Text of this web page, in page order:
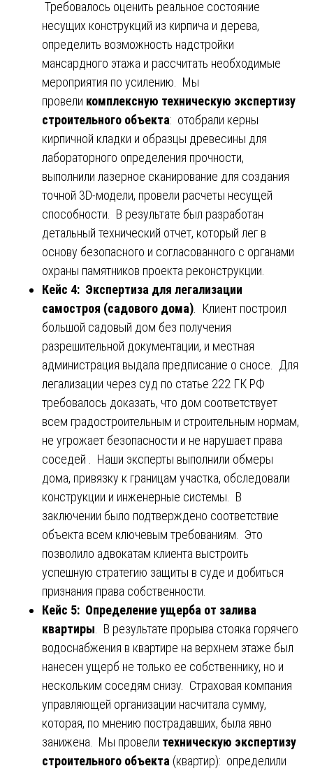
Требовалось оценить реальное состояние
несущих конструкций из кирпича и дерева,
определить возможность надстройки
мансардного этажа и рассчитать необходимые
мероприятия по усилению. Мы
провели комплексную техническую экспертизу
строительного объекта: отобрали керны
кирпичной кладки и образцы древесины для
лабораторного определения прочности,
выполнили лазерное сканирование для создания
точной 3D-модели, провели расчеты несущей
способности. В результате был разработан
детальный технический отчет, который лег в
основу безопасного и согласованного с органами
охраны памятников проекта реконструкции.
Кейс 4: Экспертиза для легализации
самостроя (садового дома) . Клиент построил
большой садовый дом без получения
разрешительной документации, и местная
администрация выдала предписание о сносе. Для
легализации через суд по статье 222 ГК РФ
требовалось доказать, что дом соответствует
всем градостроительным и строительным нормам,
не угрожает безопасности и не нарушает права
соседей . Наши эксперты выполнили обмеры
дома, привязку к границам участка, обследовали
конструкции и инженерные системы. В
заключении было подтверждено соответствие
объекта всем ключевым требованиям. Это
позволило адвокатам клиента выстроить
успешную стратегию защиты в суде и добиться
признания права собственности.
Кейс 5: Определение ущерба от залива
квартиры . В результате прорыва стояка горячего
водоснабжения в квартире на верхнем этаже был
нанесен ущерб не только ее собственнику, но и
нескольким соседям снизу. Страховая компания
управляющей организации насчитала сумму,
которая, по мнению пострадавших, была явно
занижена. Мы провели техническую экспертизу
строительного объекта (квартир): определили